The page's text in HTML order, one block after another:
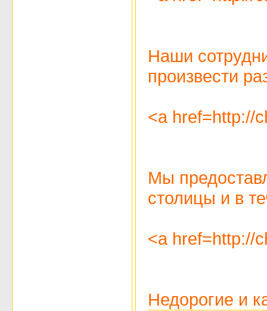
Наши
произвести
<a href=http://
Мы
столицы и в
<a href=http://
Недорогие и